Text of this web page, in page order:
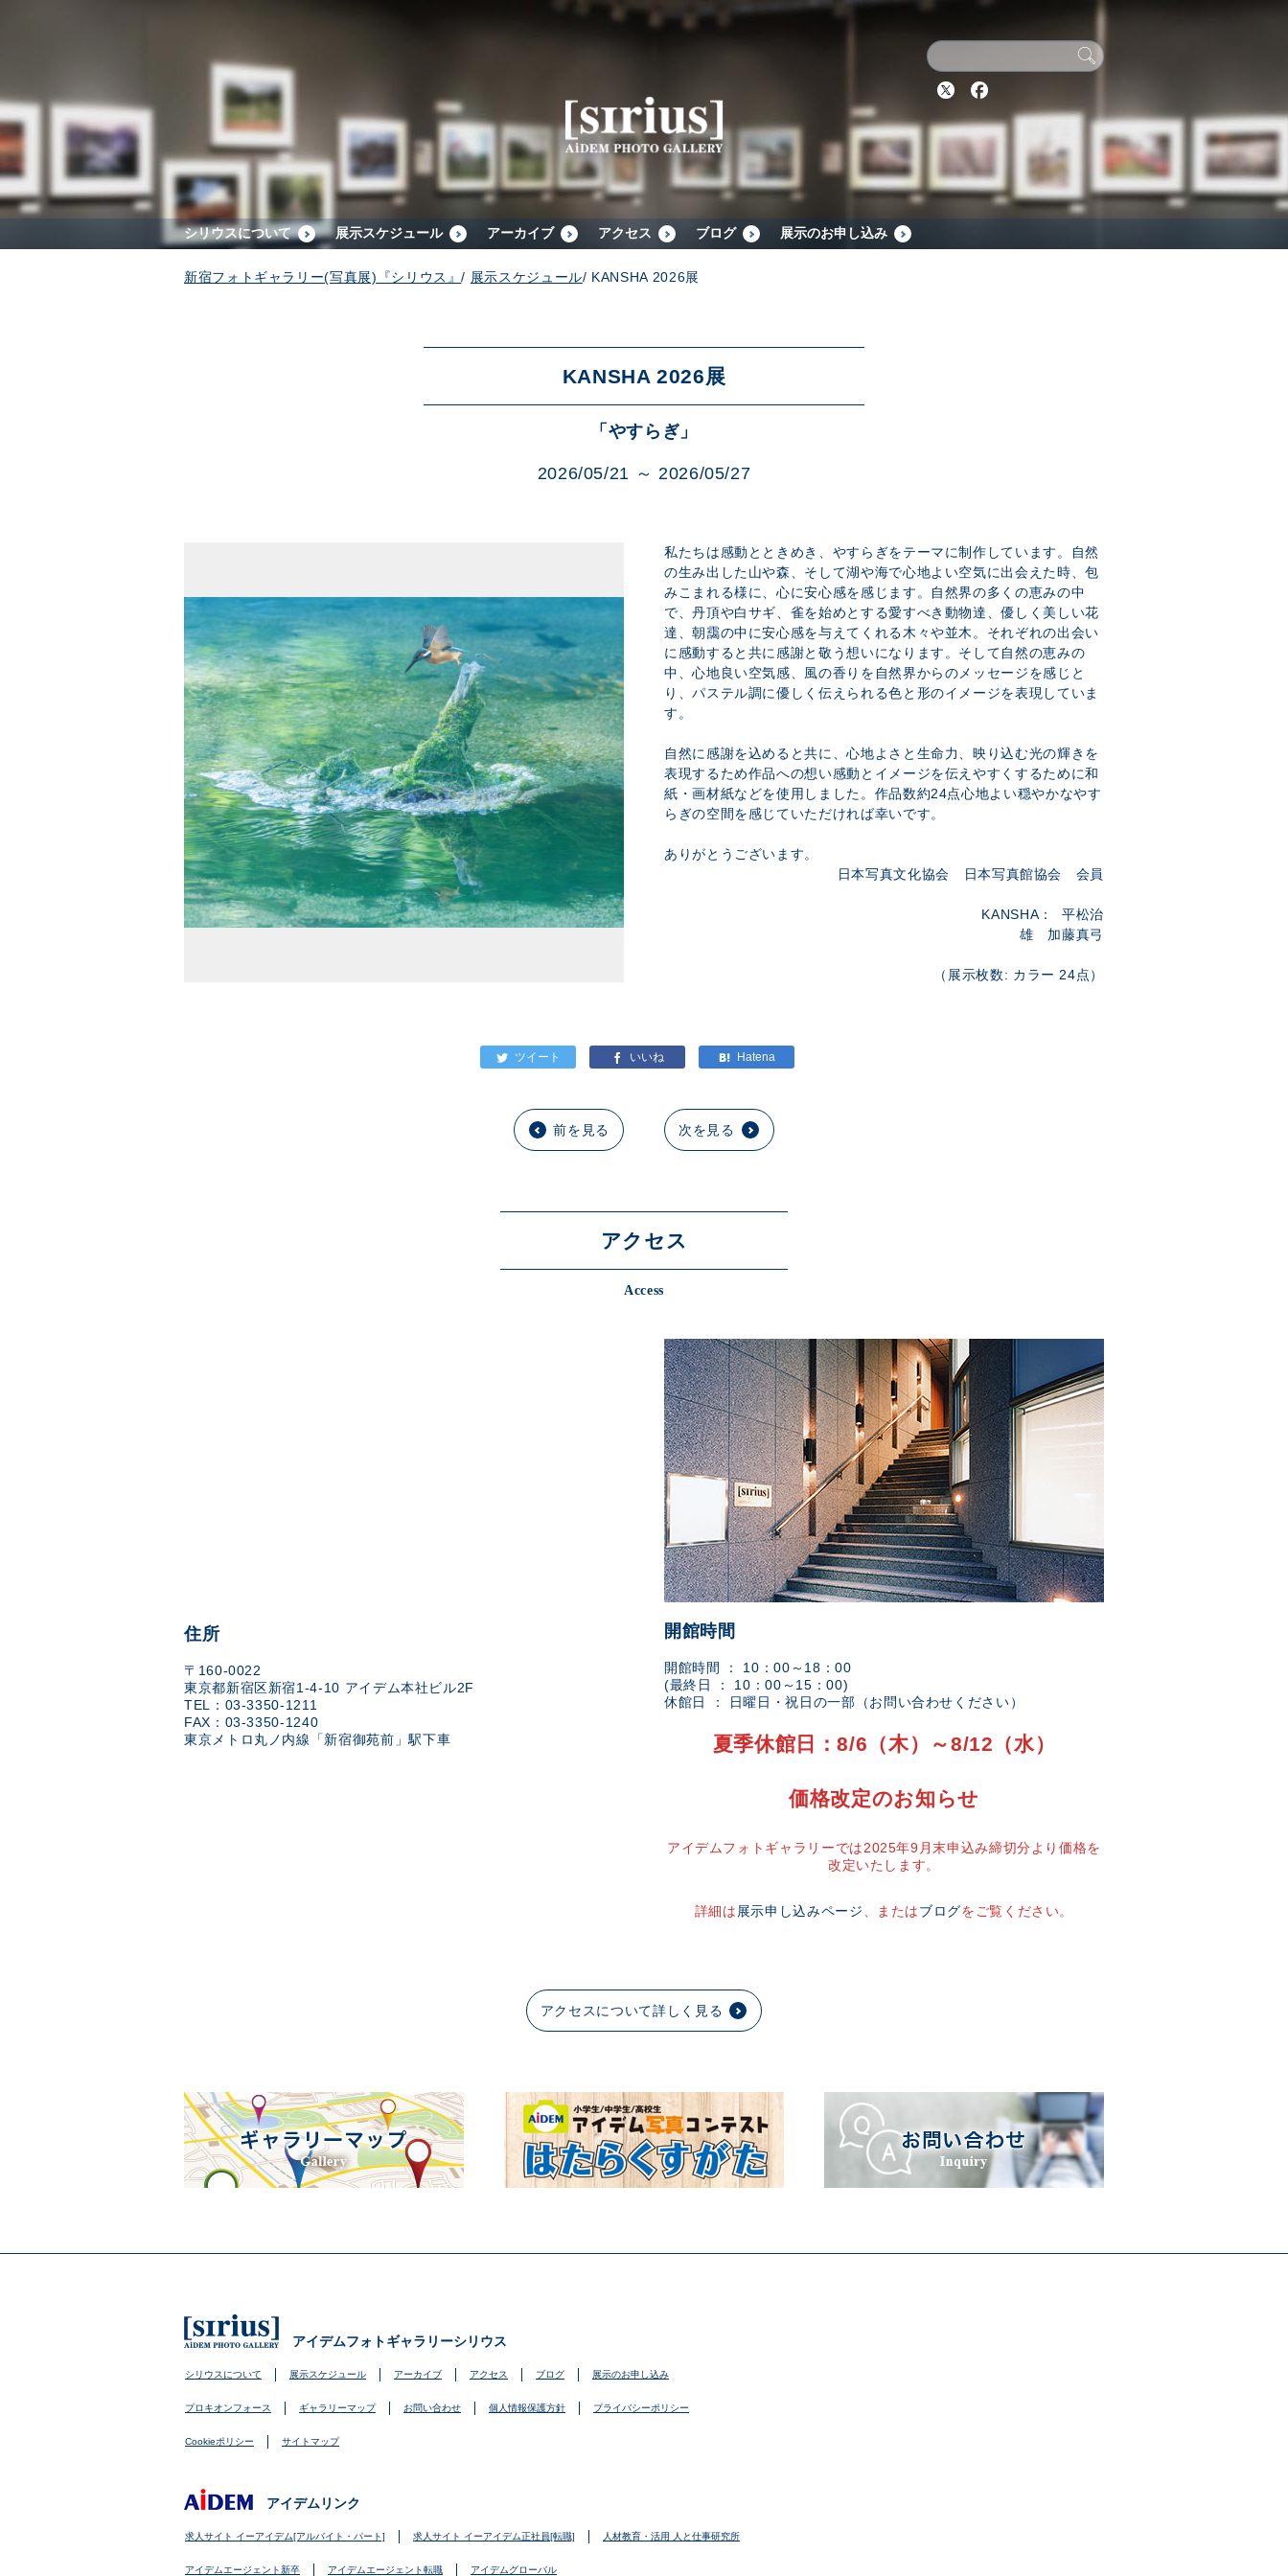
Twitter
シリウスについて 展示スケジュール アーカイブ アクセス ブログ 展示のお申し込み
新宿フォトギャラリー(写真展)『シリウス』/ 展示スケジュール/ KANSHA 2026展
KANSHA 2026展
「やすらぎ」
2026/05/21 ～ 2026/05/27
私たちは感動とときめき、やすらぎをテーマに制作しています。自然
の生み出した山や森、そして湖や海で心地よい空気に出会えた時、包
みこまれる様に、心に安心感を感じます。自然界の多くの恵みの中
で、丹頂や白サギ、雀を始めとする愛すべき動物達、優しく美しい花
達、朝靄の中に安心感を与えてくれる木々や並木。それぞれの出会い
に感動すると共に感謝と敬う想いになります。そして自然の恵みの
中、心地良い空気感、風の香りを自然界からのメッセージを感じと
り、パステル調に優しく伝えられる色と形のイメージを表現していま
す。
自然に感謝を込めると共に、心地よさと生命力、映り込む光の輝きを
表現するため作品への想い感動とイメージを伝えやすくするために和
紙・画材紙などを使用しました。作品数約24点心地よい穏やかなやす
らぎの空間を感じていただければ幸いです。
ありがとうございます。
日本写真文化協会 日本写真館協会 会員
KANSHA： 平松治
雄 加藤真弓
（展示枚数: カラー 24点）
前を見る 次を見る
アクセス
Access
住所
〒160-0022
東京都新宿区新宿1-4-10 アイデム本社ビル2F
TEL：03-3350-1211
FAX：03-3350-1240
東京メトロ丸ノ内線「新宿御苑前」駅下車
開館時間
開館時間 ： 10：00～18：00
(最終日 ： 10：00～15：00)
休館日 ： 日曜日・祝日の一部（お問い合わせください）
夏季休館日：8/6（木）～8/12（水）
価格改定のお知らせ
アイデムフォトギャラリーでは2025年9月末申込み締切分より価格を
改定いたします。
詳細は 展示申し込みページ 、またはブログをご覧ください。
アクセスについて詳しく見る
アイデムフォトギャラリーシリウス
シリウスについて 展示スケジュール アーカイブ アクセス ブログ 展示のお申し込み
プロキオンフォース ギャラリーマップ お問い合わせ 個人情報保護方針 プライバシーポリシー
Cookieポリシー サイトマップ
アイデムリンク
求人サイト イーアイデム[アルバイト・パート] 求人サイト イーアイデム正社員[転職] 人材教育・活用 人と仕事研究所
アイデムエージェント新卒 アイデムエージェント転職 アイデムグローバル
展示スケジュール
アーカイブ